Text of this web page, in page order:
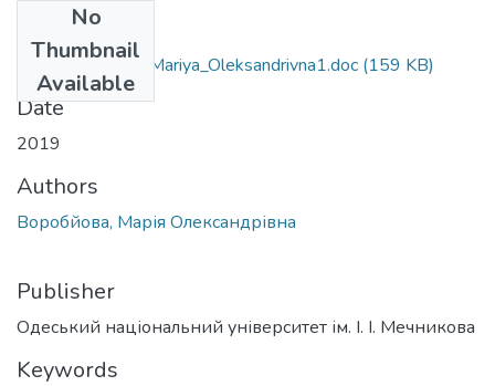
No
Thumbnail
Available
291_Vorobyova_Mariya_Oleksandrivna1.doc (159 KB)
Date
2019
Authors
Воробйова, Марія Олександрівна
Publisher
Одеський національний університет ім. І. І. Мечникова
Keywords